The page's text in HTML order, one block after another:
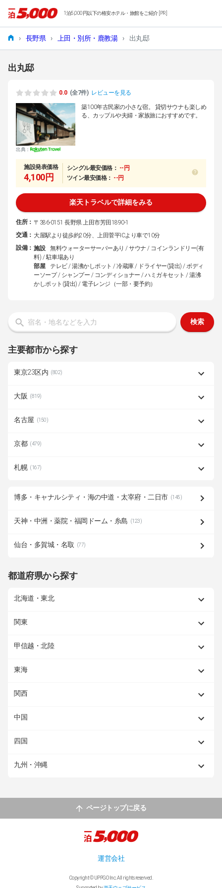
1泊5,000円以下の格安ホテル・旅館をご紹介 [PR]
› 長野県 › 上田・別所・鹿教湯 › 出丸邸
出丸邸
0.0 (全7件) レビューを見る
出典：
築100年古民家の小さな宿。 貸切サウナも楽しめ
る、カップルや夫婦・家族旅におすすめです。
施設発表価格
4,100円
シングル最安価格： --円
ツイン最安価格： --円
楽天トラベルで詳細をみる
住所： 〒386-0151 長野県 上田市芳田1890-1
交通： 大屋駅より徒歩約20分、上田菅平ICより車で10分
設備： 施設
無料ウォーターサーバーあり / サウナ / コインランドリー(有
料) / 駐車場あり
部屋
テレビ / 湯沸かしポット / 冷蔵庫 / ドライヤー(貸出) / ボディ
ーソープ / シャンプー / コンディショナー / ハミガキセット / 湯沸
かしポット(貸出) / 電子レンジ（一部・要予約）
検索
主要都市から探す
東京23区内 (802)
大阪 (819)
名古屋 (150)
京都 (479)
札幌 (167)
博多・キャナルシティ・海の中道・太宰府・二日市 (145)
天神・中洲・薬院・福岡ドーム・糸島 (123)
仙台・多賀城・名取 (77)
都道府県から探す
北海道・東北
関東
甲信越・北陸
東海
関西
中国
四国
九州・沖縄
ページトップに戻る
運営会社
Copyright © UPPGO Inc. All rights reserved.